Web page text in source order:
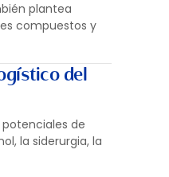
plantea
compuestos y
del
de
la siderurgia, la